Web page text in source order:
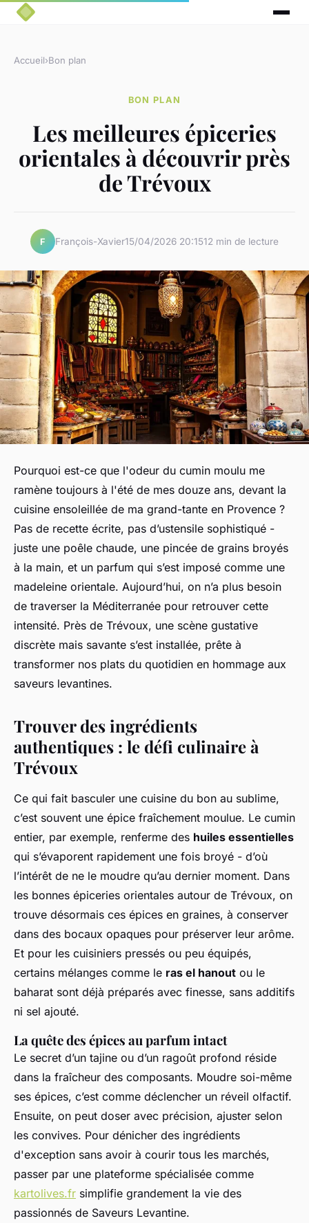
Accueil›Bon plan
BON PLAN
Les meilleures épiceries
orientales à découvrir près
de Trévoux
F François-Xavier15/04/2026 20:1512 min de lecture
Pourquoi est-ce que l'odeur du cumin moulu me
ramène toujours à l'été de mes douze ans, devant la
cuisine ensoleillée de ma grand-tante en Provence ?
Pas de recette écrite, pas d’ustensile sophistiqué -
juste une poêle chaude, une pincée de grains broyés
à la main, et un parfum qui s’est imposé comme une
madeleine orientale. Aujourd’hui, on n’a plus besoin
de traverser la Méditerranée pour retrouver cette
intensité. Près de Trévoux, une scène gustative
discrète mais savante s’est installée, prête à
transformer nos plats du quotidien en hommage aux
saveurs levantines.
Trouver des ingrédients
authentiques : le défi culinaire à
Trévoux
Ce qui fait basculer une cuisine du bon au sublime,
c’est souvent une épice fraîchement moulue. Le cumin
entier, par exemple, renferme des huiles essentielles
qui s’évaporent rapidement une fois broyé - d’où
l’intérêt de ne le moudre qu’au dernier moment. Dans
les bonnes épiceries orientales autour de Trévoux, on
trouve désormais ces épices en graines, à conserver
dans des bocaux opaques pour préserver leur arôme.
Et pour les cuisiniers pressés ou peu équipés,
certains mélanges comme le ras el hanout ou le
baharat sont déjà préparés avec finesse, sans additifs
ni sel ajouté.
La quête des épices au parfum intact
Le secret d’un tajine ou d’un ragoût profond réside
dans la fraîcheur des composants. Moudre soi-même
ses épices, c’est comme déclencher un réveil olfactif.
Ensuite, on peut doser avec précision, ajuster selon
les convives. Pour dénicher des ingrédients
d'exception sans avoir à courir tous les marchés,
passer par une plateforme spécialisée comme
kartolives.fr simplifie grandement la vie des
passionnés de Saveurs Levantine.